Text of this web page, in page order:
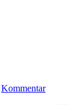
Kommentar